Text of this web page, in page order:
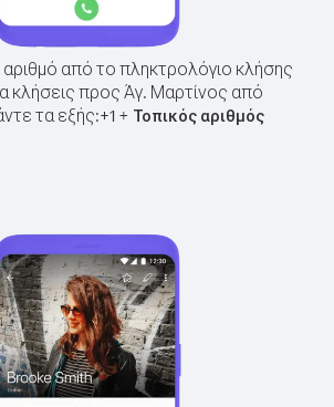
από το πληκτρολόγιο κλήσης
κλήσεις προς Άγ. Μαρτίνος από
τα εξής:+1+ Τοπικός αριθμός